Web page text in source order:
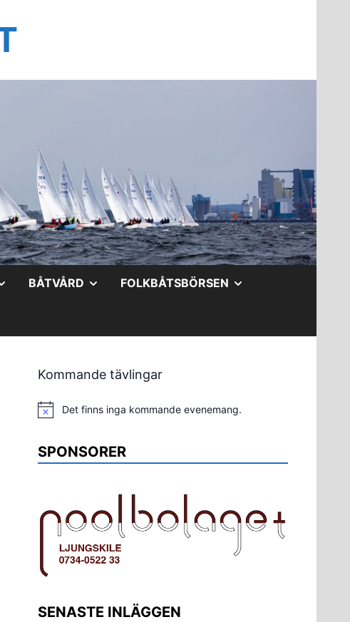
VISABÅTVÅRD VISAFOLKBÅTSBÖRSEN
Kommande tävlingar
Notis Det finns inga kommande evenemang.
SPONSORER
SENASTE INLÄGGEN